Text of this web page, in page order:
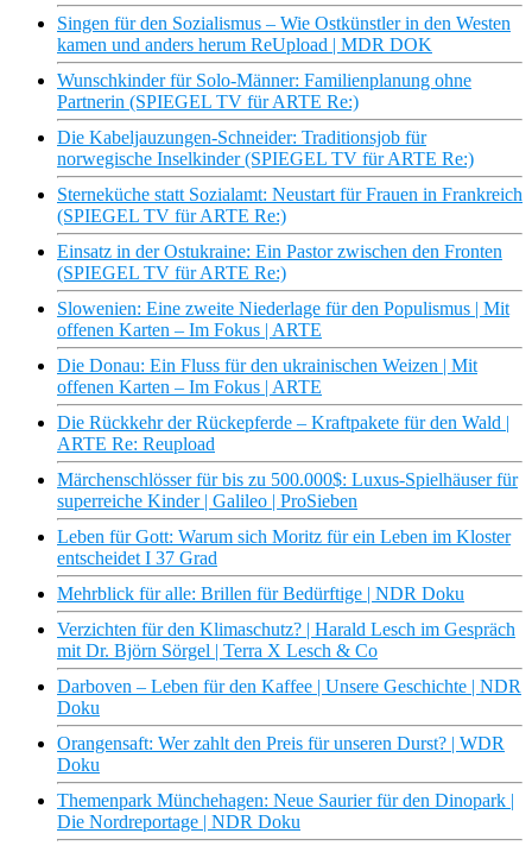
Singen für den Sozialismus – Wie Ostkünstler in den Westen
kamen und anders herum ReUpload | MDR DOK
Wunschkinder für Solo-Männer: Familienplanung ohne
Partnerin (SPIEGEL TV für ARTE Re:)
Die Kabeljauzungen-Schneider: Traditionsjob für
norwegische Inselkinder (SPIEGEL TV für ARTE Re:)
Sterneküche statt Sozialamt: Neustart für Frauen in Frankreich
(SPIEGEL TV für ARTE Re:)
Einsatz in der Ostukraine: Ein Pastor zwischen den Fronten
(SPIEGEL TV für ARTE Re:)
Slowenien: Eine zweite Niederlage für den Populismus | Mit
offenen Karten – Im Fokus | ARTE
Die Donau: Ein Fluss für den ukrainischen Weizen | Mit
offenen Karten – Im Fokus | ARTE
Die Rückkehr der Rückepferde – Kraftpakete für den Wald |
ARTE Re: Reupload
Märchenschlösser für bis zu 500.000$: Luxus-Spielhäuser für
superreiche Kinder | Galileo | ProSieben
Leben für Gott: Warum sich Moritz für ein Leben im Kloster
entscheidet I 37 Grad
Mehrblick für alle: Brillen für Bedürftige | NDR Doku
Verzichten für den Klimaschutz? | Harald Lesch im Gespräch
mit Dr. Björn Sörgel | Terra X Lesch & Co
Darboven – Leben für den Kaffee | Unsere Geschichte | NDR
Doku
Orangensaft: Wer zahlt den Preis für unseren Durst? | WDR
Doku
Themenpark Münchehagen: Neue Saurier für den Dinopark |
Die Nordreportage | NDR Doku